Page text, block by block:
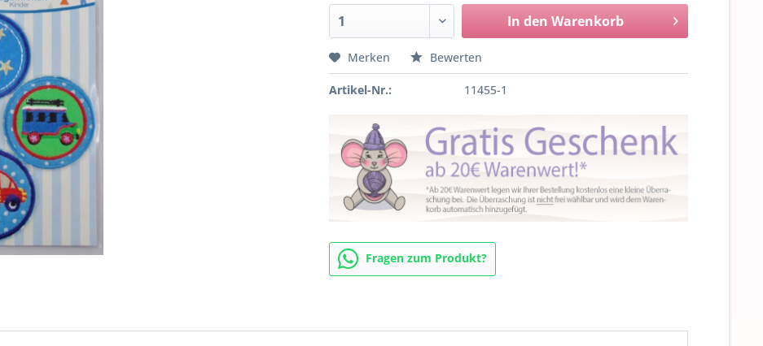
In den Warenkorb
Merken Bewerten
Artikel-Nr.: 11455-1
Fragen zum Produkt?